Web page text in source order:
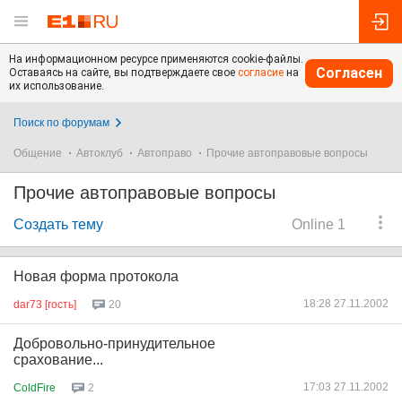
На информационном ресурсе применяются cookie-файлы.
Оставаясь на сайте, вы подтверждаете свое согласие на
их использование.
Согласен
Поиск по форумам
Общение Автоклуб Автоправо Прочие автоправовые вопросы
Прочие автоправовые вопросы
Online 1
Создать тему
Новая форма протокола
dar73 [гость] 20 18:28 27.11.2002
Добровольно-принудительное
срахование...
ColdFire 2 17:03 27.11.2002